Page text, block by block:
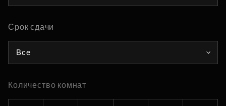
Срок сдачи
Все
Количество комнат